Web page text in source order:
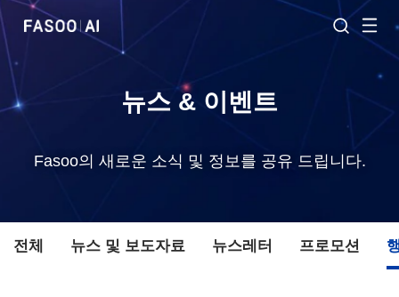
뉴스 & 이벤트
Fasoo의 새로운 소식 및 정보를 공유 드립니다.
전체 뉴스 및 보도자료 뉴스레터 프로모션